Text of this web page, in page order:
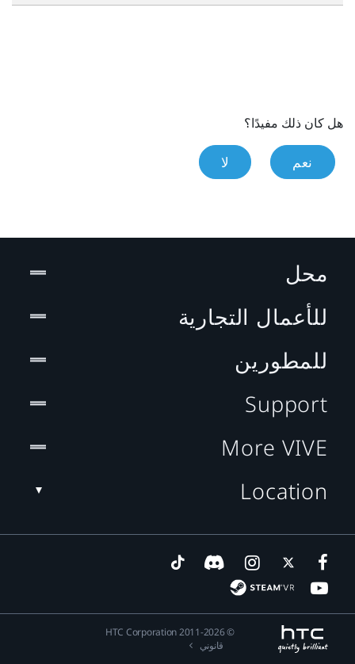
هل كان ذلك مفيدًا؟
نعم لا
محل
للأعمال التجارية
للمطورين
Support
More VIVE
Location
© 2011-2026 HTC Corporation
قانوني